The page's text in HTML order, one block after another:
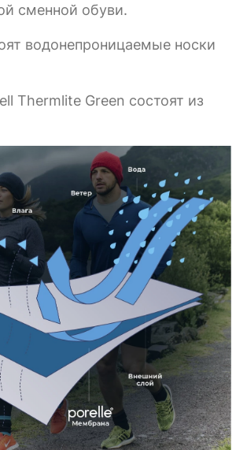
сменной обуви.
водонепроницаемые носки
Thermlite Green состоят из